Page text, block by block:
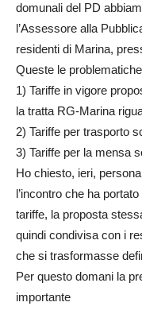
domunali del PD
l’Assessore alla
residenti di Marina,
Queste le
1) Tariffe in vigore
la tratta RG-Marina
2) Tariffe per trasporto
3) Tariffe per la mensa
Ho chiesto, ieri,
l’incontro che ha
tariffe, la proposta
quindi condivisa con i
che si trasformasse
Per questo domani la
importante